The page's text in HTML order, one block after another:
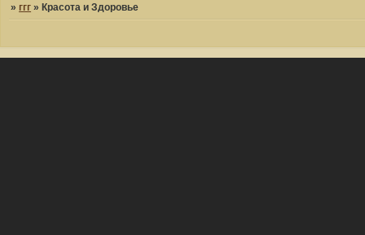
» ггг »Красота и Здоровье